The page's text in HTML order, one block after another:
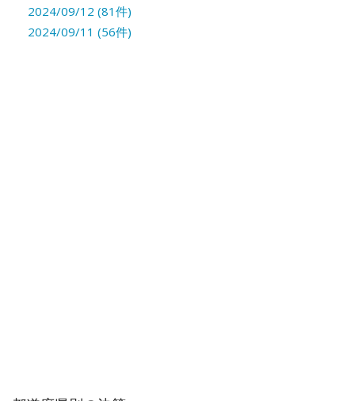
2024/09/12 (81件)
2024/09/11 (56件)